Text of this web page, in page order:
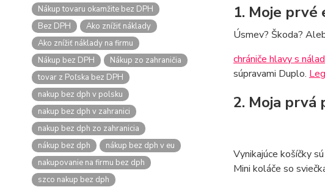
Nákup tovaru okamžite bez DPH
Bez DPH
Ako znížiť náklady
Ako znížiť náklady na firmu
Nákup bez DPH
Nákup zo zahraničia
tovar z Poľska bez DPH
nakup bez dph v polsku
nakup bez dph v zahranici
nakup bez dph zo zahranicia
nákup bez dph
nákup bez dph v eu
nakupovanie na firmu bez dph
szco nakup bez dph
1. Moje prvé
Úsmev? Škoda?
chrániče hlavy s
súpravami Duplo.
2. Moja prvá
Vynikajúce košíčky
Mini koláče so